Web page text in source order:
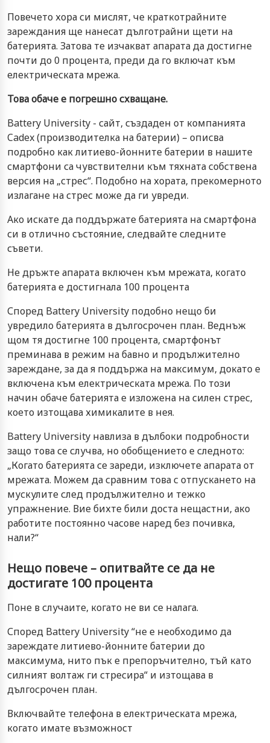
Повечето хора си мислят, че краткотрайните
зареждания ще нанесат дълготрайни щети на
батерията. Затова те изчакват апарата да достигне
почти до 0 процента, преди да го включат към
електрическата мрежа.
Това обаче е погрешно схващане.
Battery University - сайт, създаден от компанията
Cadex (производителка на батерии) – описва
подробно как литиево-йонните батерии в нашите
смартфони са чувствителни към тяхната собствена
версия на „стрес“. Подобно на хората, прекомерното
излагане на стрес може да ги увреди.
Ако искате да поддържате батерията на смартфона
си в отлично състояние, следвайте следните
съвети.
Не дръжте апарата включен към мрежата, когато
батерията е достигнала 100 процента
Според Battery University подобно нещо би
увредило батерията в дългосрочен план. Веднъж
щом тя достигне 100 процента, смартфонът
преминава в режим на бавно и продължително
зареждане, за да я поддържа на максимум, докато е
включена към електрическата мрежа. По този
начин обаче батерията е изложена на силен стрес,
което изтощава химикалите в нея.
Battery University навлиза в дълбоки подробности
защо това се случва, но обобщението е следното:
„Когато батерията се зареди, изключете апарата от
мрежата. Можем да сравним това с отпускането на
мускулите след продължително и тежко
упражнение. Вие бихте били доста нещастни, ако
работите постоянно часове наред без почивка,
нали?“
Нещо повече – опитвайте се да не
достигате 100 процента
Поне в случаите, когато не ви се налага.
Според Battery University “не е необходимо да
зареждате литиево-йонните батерии до
максимума, нито пък е препоръчително, тъй като
силният волтаж ги стресира“ и изтощава в
дългосрочен план.
Включвайте телефона в електрическата мрежа,
когато имате възможност